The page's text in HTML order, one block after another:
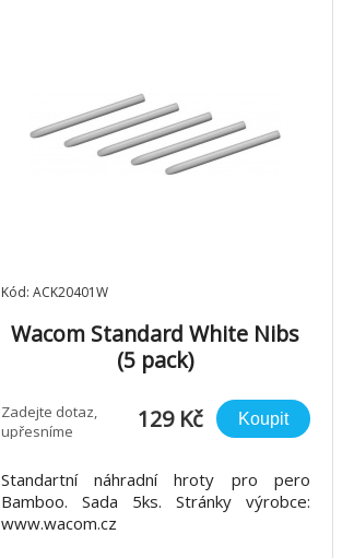
Kód: ACK20401W
Wacom Standard White Nibs
(5 pack)
Zadejte dotaz,
upřesníme
129 Kč Koupit
Standartní náhradní hroty pro pero
Bamboo. Sada 5ks. Stránky výrobce:
www.wacom.cz